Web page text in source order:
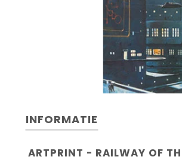
INFORMATIE
ARTPRINT - RAILWAY OF